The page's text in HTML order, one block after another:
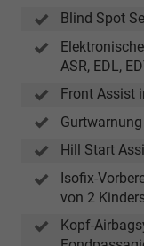
Blind Spot
ASR, EDL,
Front Assist
Hill Start
Isofix-
von 2
Kopf-